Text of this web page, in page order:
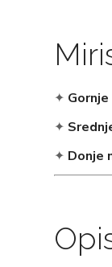
✦
✦
✦ Donje